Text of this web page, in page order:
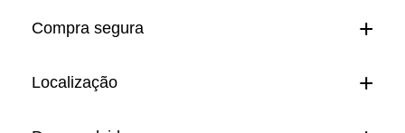
Compra segura
Localização